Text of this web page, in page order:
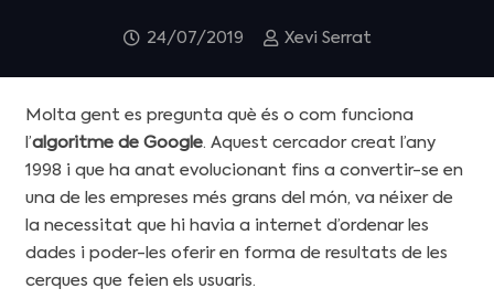
24/07/2019 Xevi Serrat
Molta gent es pregunta què és o com funciona
l’algoritme de Google. Aquest cercador creat l’any
1998 i que ha anat evolucionant fins a convertir-se en
una de les empreses més grans del món, va néixer de
la necessitat que hi havia a internet d’ordenar les
dades i poder-les oferir en forma de resultats de les
cerques que feien els usuaris.